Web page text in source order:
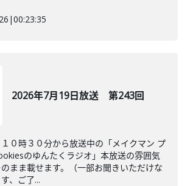
|00:23:35
2026年7月19日放送 第243回
０時３０分から放送中の「メイクマン プ
のゆんたくラジオ」本放送の雰囲気
まま載せます。（一部お聞きいただけな
、ご了...